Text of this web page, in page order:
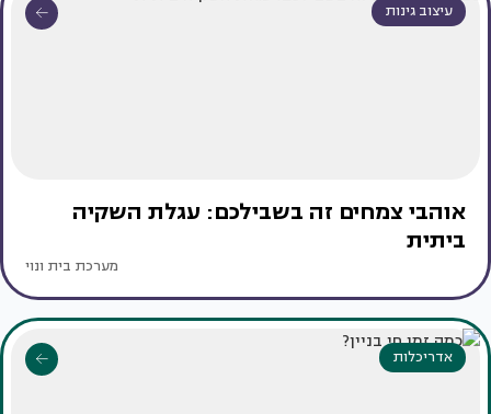
עיצוב גינות
אוהבי צמחים זה בשבילכם: עגלת השקיה
ביתית
מערכת בית ונוי
אדריכלות